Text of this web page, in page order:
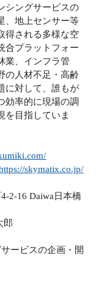
シングサービスの
、地上センサー等
得される多様な空
合プラットフォー
業、インフラ管
の人材不足・高齢
に対して、誰もが
効率的に現場の調
を目指していま
skymatix.co.jp/
2-16 Daiwa日本橋
郎
ービスの企画・開